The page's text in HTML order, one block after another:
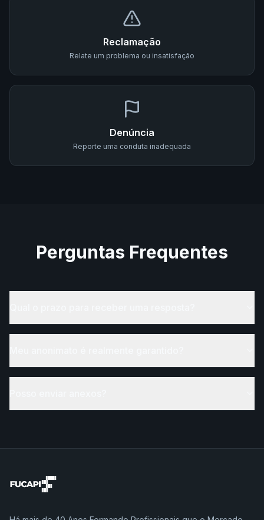
Reclamação
Relate um problema ou insatisfação
Denúncia
Reporte uma conduta inadequada
Perguntas Frequentes